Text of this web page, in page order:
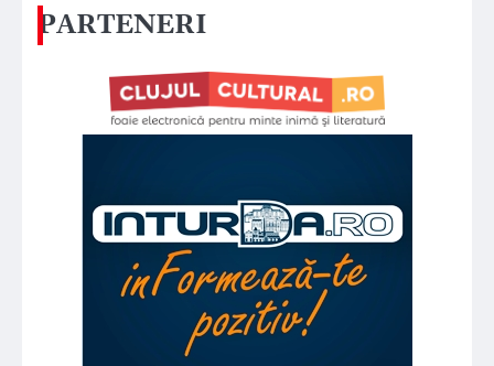
PARTENERI